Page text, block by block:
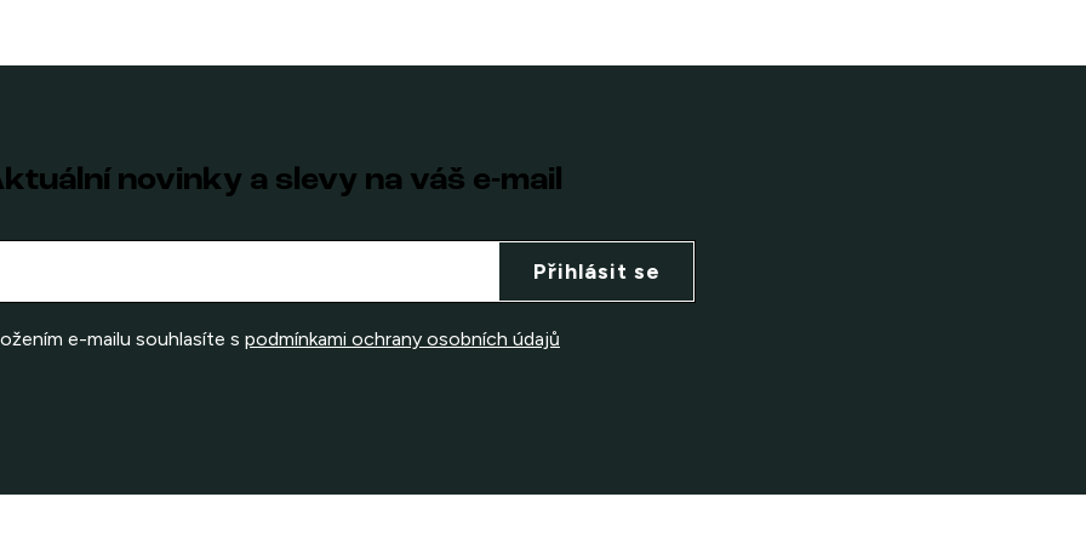
novinky a slevy na váš e-mail
e-mailu souhlasíte s podmínkami ochrany osobních údajů
Přihlásit se